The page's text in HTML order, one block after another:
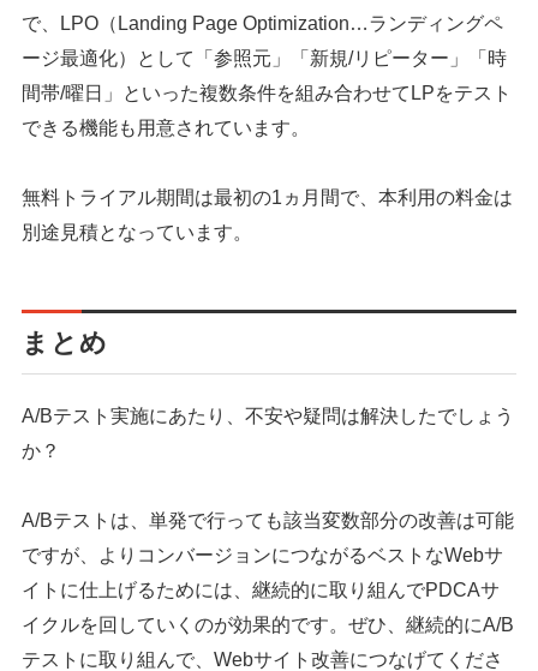
で、LPO（Landing Page Optimization…ランディングペ
ージ最適化）として「参照元」「新規/リピーター」「時
間帯/曜日」といった複数条件を組み合わせてLPをテスト
できる機能も用意されています。
無料トライアル期間は最初の1ヵ月間で、本利用の料金は
別途見積となっています。
まとめ
A/Bテスト実施にあたり、不安や疑問は解決したでしょう
か？
A/Bテストは、単発で行っても該当変数部分の改善は可能
ですが、よりコンバージョンにつながるベストなWebサ
イトに仕上げるためには、継続的に取り組んでPDCAサ
イクルを回していくのが効果的です。ぜひ、継続的にA/B
テストに取り組んで、Webサイト改善につなげてくださ